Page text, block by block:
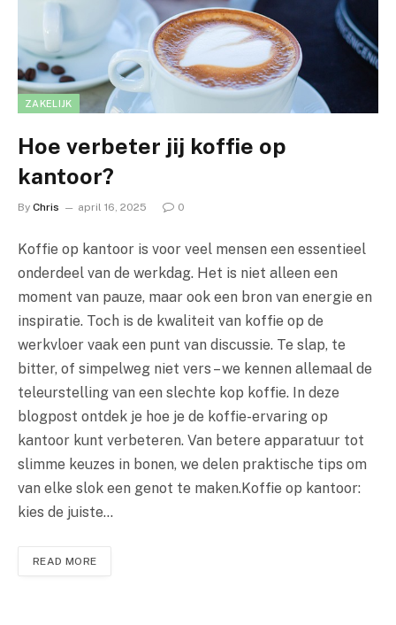
ZAKELIJK
Hoe verbeter jij koffie op
kantoor?
By Chris april 16, 2025 0
Koffie op kantoor is voor veel mensen een essentieel
onderdeel van de werkdag. Het is niet alleen een
moment van pauze, maar ook een bron van energie en
inspiratie. Toch is de kwaliteit van koffie op de
werkvloer vaak een punt van discussie. Te slap, te
bitter, of simpelweg niet vers – we kennen allemaal de
teleurstelling van een slechte kop koffie. In deze
blogpost ontdek je hoe je de koffie-ervaring op
kantoor kunt verbeteren. Van betere apparatuur tot
slimme keuzes in bonen, we delen praktische tips om
van elke slok een genot te maken.Koffie op kantoor:
kies de juiste…
READ MORE